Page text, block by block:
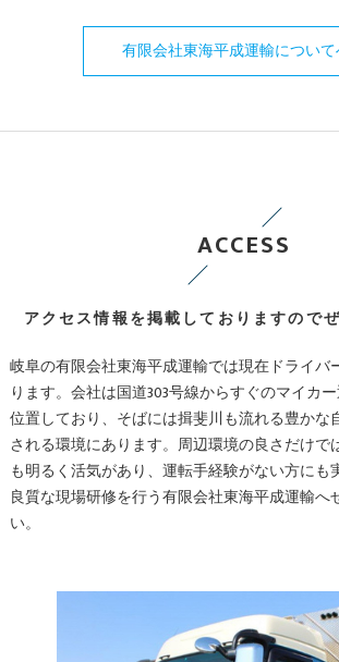
有限会社東海平成運輸につい
アクセス情報を掲載しておりますので
ACCESS
岐阜の有限会社東海平成運輸では現在ドライバ
ります。会社は国道303号線からすぐのマイカ
位置しており、そばには揖斐川も流れる豊かな
される環境にあります。周辺環境の良さだけで
も明るく活気があり、運転手経験がない方にも
良質な現場研修を行う有限会社東海平成運輸へ
い。